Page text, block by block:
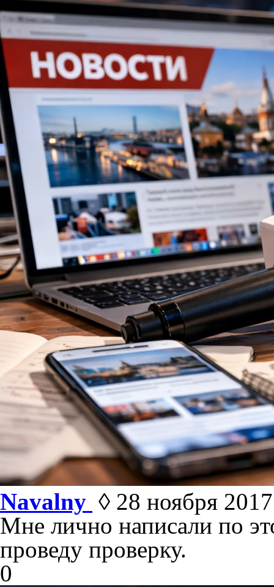
Navalny ◊ 28 ноября
Мне лично написали по
проведу проверку.
0